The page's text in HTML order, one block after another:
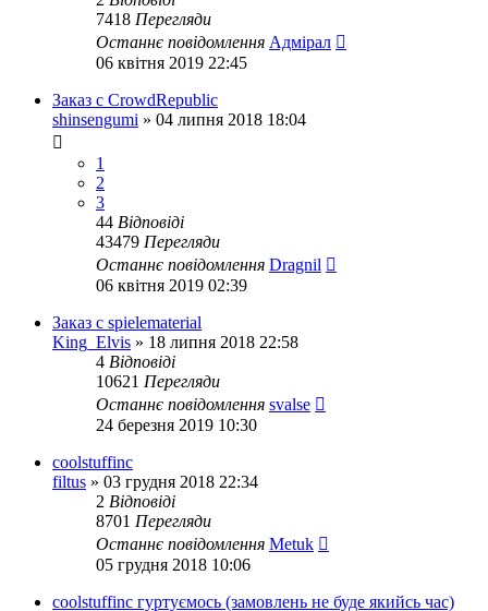
7418 Перегляди
Останнє повідомлення Адмірал
06 квітня 2019 22:45
Заказ с CrowdRepublic
shinsengumi » 04 липня 2018 18:04
1
2
3
44 Відповіді
43479 Перегляди
Останнє повідомлення Dragnil
06 квітня 2019 02:39
Заказ с spielematerial
King_Elvis » 18 липня 2018 22:58
4 Відповіді
10621 Перегляди
Останнє повідомлення svalse
24 березня 2019 10:30
coolstuffinc
filtus » 03 грудня 2018 22:34
2 Відповіді
8701 Перегляди
Останнє повідомлення Metuk
05 грудня 2018 10:06
coolstuffinc гуртуємось (замовлень не буде якийсь час)